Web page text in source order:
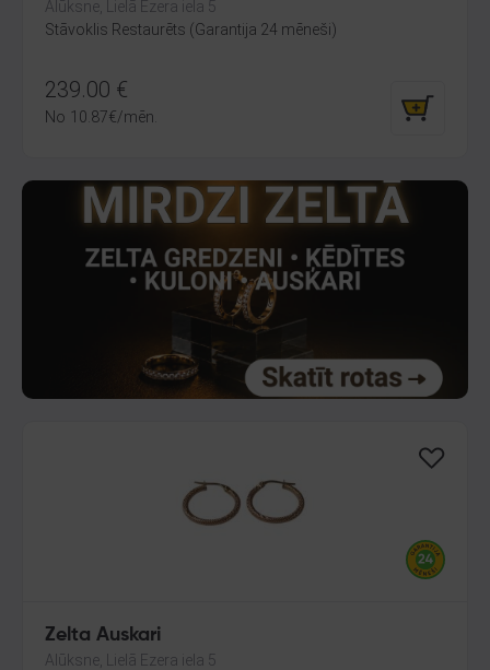
Alūksne, Lielā Ezera iela 5
Stāvoklis Restaurēts (Garantija 24 mēneši)
239.00 €
No 10.87€/mēn.
Zelta Auskari
Alūksne, Lielā Ezera iela 5